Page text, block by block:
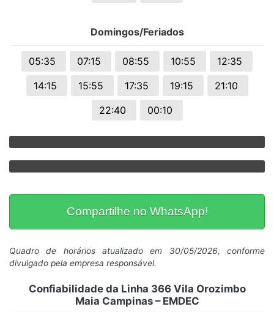
Domingos/Feriados
05:35 07:15 08:55 10:55
12:35
14:15
15:55 17:35 19:15
21:10
22:40
00:10
Compartilhe no WhatsApp!
Quadro de horários atualizado em 30/05/2026, conforme
divulgado pela empresa responsável.
Confiabilidade da Linha 366 Vila Orozimbo
Maia Campinas – EMDEC